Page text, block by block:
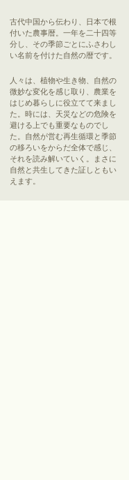
古代中国から伝わり、日本で根
付いた農事暦。一年を二十四等
分し、その季節ごとにふさわし
い名前を付けた自然の暦です。
人々は、植物や生き物、自然の
微妙な変化を感じ取り、農業を
はじめ暮らしに役立てて来まし
た。時には、天災などの危険を
避ける上でも重要なものでし
た。自然が営む再生循環と季節
の移ろいをからだ全体で感じ、
それを読み解いていく。まさに
自然と共生してきた証しともい
えます。